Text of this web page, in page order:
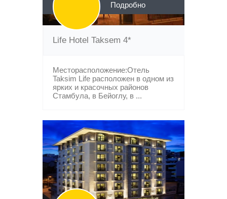
Подробно
Life Hotel Taksem 4*
Месторасположение:Отель
Taksim Life расположен в одном из
ярких и красочных районов
Стамбула, в Бейоглу, в ...